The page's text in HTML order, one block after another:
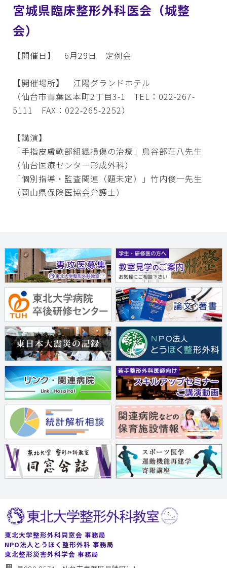
宮城県臨床整形外科医会（城整
会）
【開催日】 6月29日 定例会
【開催場所】 江陽グランドホテル
（仙台市青葉区本町2丁目3-1 TEL：022-267-
5111 FAX：022-265-2252）
【講演】
「手指皮膚軟部組織損傷の治療」鳥谷部荘八先生
（仙台医療センター形成外科）
「個別指導・監査関連（題未定）」竹内俊一先生
（岡山県保険医協会弁護士）
東北大学整形外科同窓会 事務局
NPO法人とうほく整形外科 事務局
東北整形災害外科学会 事務局